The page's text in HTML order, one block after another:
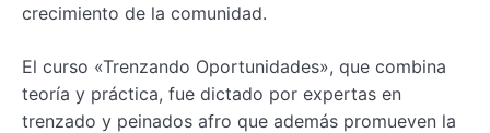
crecimiento de la comunidad.
El curso «Trenzando Oportunidades», que combina
teoría y práctica, fue dictado por expertas en
trenzado y peinados afro que además promueven la